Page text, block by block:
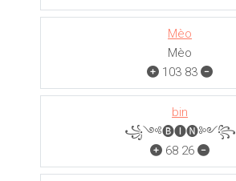
Mèo
Mèo
103 83
bin
꧁༺🅑🅘🅝༻꧂
68 26